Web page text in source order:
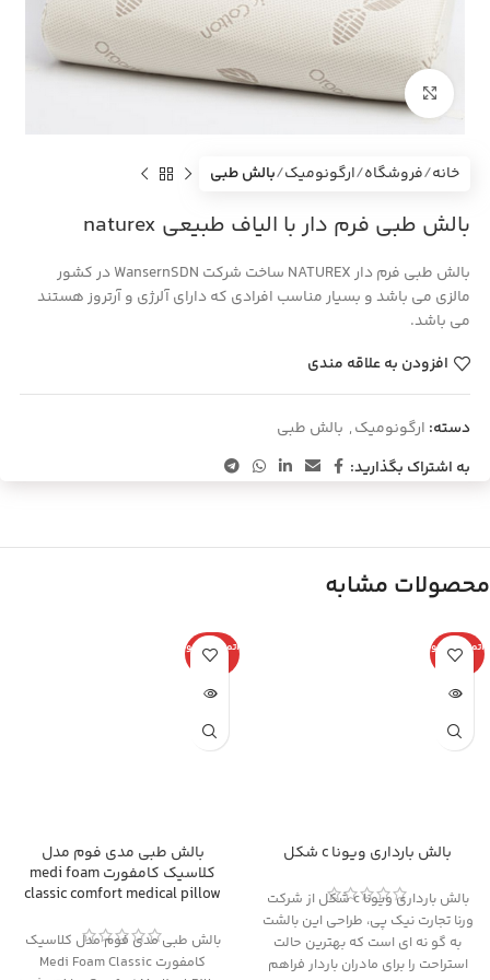
بزرگنمایی تصویر
خانه فروشگاه ارگونومیک بالش طبی
بالش طبی فرم دار با الیاف طبیعی naturex
بالش طبی فرم دار NATUREX ساخت شرکت WansernSDN در کشور
مالزی می باشد و بسیار مناسب افرادی که دارای آلرژی و آرتروز هستند
می باشد.
افزودن به علاقه مندی
دسته: ارگونومیک, بالش طبی
به اشتراک بگذارید:
محصولات مشابه
اتمام موجو
دی
بالش بارداری ویونا c شکل
بالش بارداری ویونا c شکل از شرکت
ورنا تجارت نیک پی، طراحی این بالشت
به گو نه ای است که بهترین حالت
استراحت را برای مادران باردار فراهم
اتمام موجو
دی
بالش طبی مدی فوم مدل
کلاسیک کامفورت medi foam
classic comfort medical pillow
بالش طبی مدی فوم مدل کلاسیک
کامفورت Medi Foam Classic